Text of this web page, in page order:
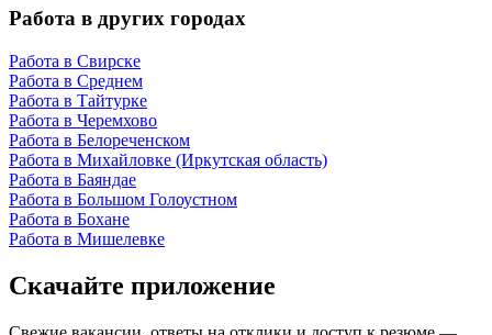
Работа в других городах
Работа в Свирске
Работа в Среднем
Работа в Тайтурке
Работа в Черемхово
Работа в Белореченском
Работа в Михайловке (Иркутская область)
Работа в Баяндае
Работа в Большом Голоустном
Работа в Бохане
Работа в Мишелевке
Скачайте приложение